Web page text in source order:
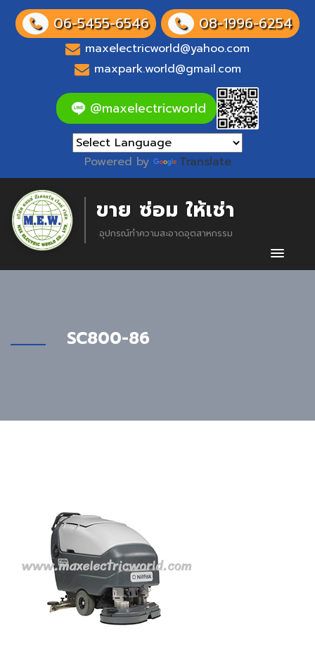
06-5455-6546 08-1996-6254
maxelectricworld@yahoo.com
maxpark.world@gmail.com
@maxelectricworld
Powered by Translate
ขาย ซ่อม ให้เช่า
อุปกรณ์ทำความสะอาดอุตสาหกรรม
SC800-86